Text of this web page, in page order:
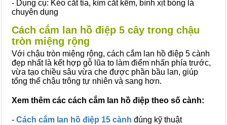
- Dụng cụ: Kéo cắt tỉa, kìm cắt kẽm, bình xịt bóng lá
chuyên dụng
Cách cắm lan hồ điệp 5 cây trong chậu
tròn miệng rộng
Với chậu tròn miệng rộng, cách cắm lan hồ điệp 5 cành
đẹp nhất là kết hợp gỗ lũa to làm điểm nhấn phía trước,
vừa tạo chiều sâu vừa che được phần bầu lan, giúp
tổng thể chậu trông tự nhiên và sang hơn.
Xem thêm các cách cắm lan hồ điệp theo số cành:
- Cách cắm lan hồ điệp 15 cành đúng kỹ thuật